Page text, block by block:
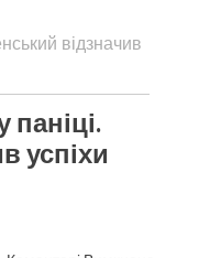
відзначив
паніці.
успіхи